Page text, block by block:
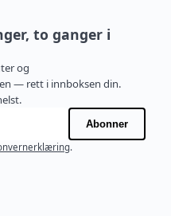
to ganger i
og
— rett i innboksen din.
Abonner
.